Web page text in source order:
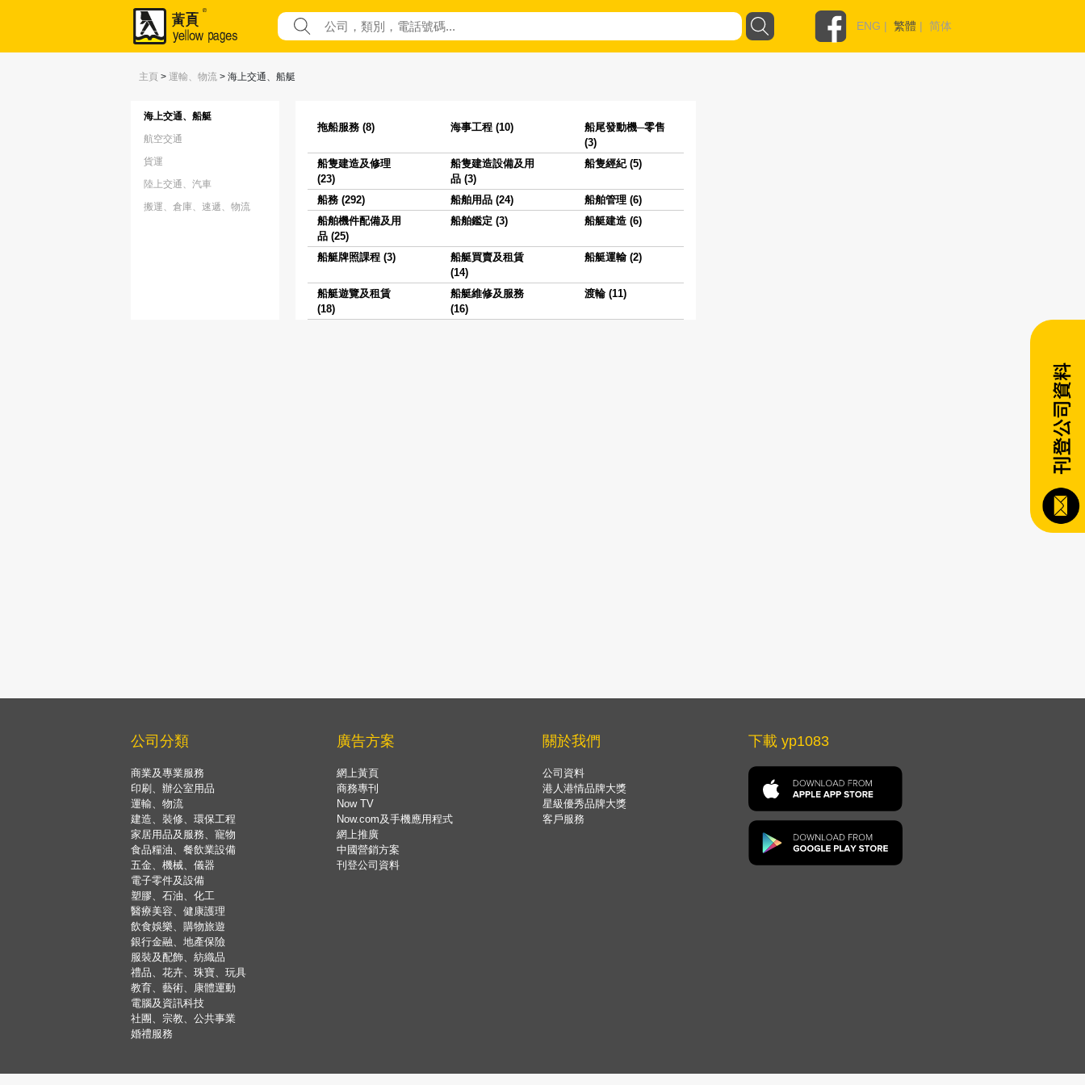
ENG | 繁體 | 简体
主頁 > 運輸、物流 > 海上交通、船艇
海上交通、船艇
航空交通
貨運
陸上交通、汽車
搬運、倉庫、速遞、物流
拖船服務 (8) 海事工程 (10)
船尾發動機─零售
(3)
船隻建造及修理
(23)
船隻建造設備及用
品 (3)
船隻經紀 (5)
船務 (292) 船舶用品 (24)
船舶管理 (6)
船舶機件配備及用
品 (25)
船舶鑑定 (3) 船艇建造 (6)
船艇牌照課程 (3)
船艇買賣及租賃
(14)
船艇運輸 (2)
船艇遊覽及租賃
(18)
船艇維修及服務
(16)
渡輪 (11)
公司分類
商業及專業服務
印刷、辦公室用品
運輸、物流
建造、裝修、環保工程
家居用品及服務、寵物
食品糧油、餐飲業設備
五金、機械、儀器
電子零件及設備
塑膠、石油、化工
醫療美容、健康護理
飲食娛樂、購物旅遊
銀行金融、地產保險
服裝及配飾、紡織品
禮品、花卉、珠寶、玩具
教育、藝術、康體運動
電腦及資訊科技
社團、宗教、公共事業
婚禮服務
廣告方案
網上黃頁
商務專刊
Now TV
Now.com及手機應用程式
網上推廣
中國營銷方案
刊登公司資料
關於我們
公司資料
港人港情品牌大獎
星級優秀品牌大獎
客戶服務
下載 yp1083